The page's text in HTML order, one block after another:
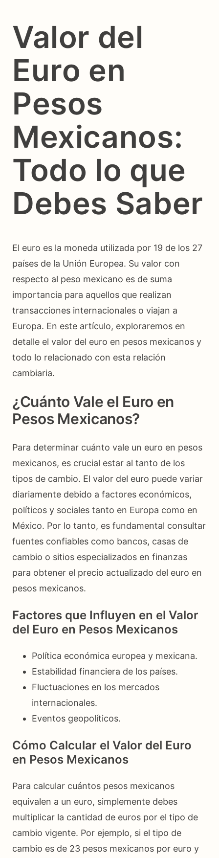
Valor del
Euro en
Pesos
Mexicanos:
Todo lo que
Debes Saber
El euro es la moneda utilizada por 19 de los 27
países de la Unión Europea. Su valor con
respecto al peso mexicano es de suma
importancia para aquellos que realizan
transacciones internacionales o viajan a
Europa. En este artículo, exploraremos en
detalle el valor del euro en pesos mexicanos y
todo lo relacionado con esta relación
cambiaria.
¿Cuánto Vale el Euro en
Pesos Mexicanos?
Para determinar cuánto vale un euro en pesos
mexicanos, es crucial estar al tanto de los
tipos de cambio. El valor del euro puede variar
diariamente debido a factores económicos,
políticos y sociales tanto en Europa como en
México. Por lo tanto, es fundamental consultar
fuentes confiables como bancos, casas de
cambio o sitios especializados en finanzas
para obtener el precio actualizado del euro en
pesos mexicanos.
Factores que Influyen en el Valor
del Euro en Pesos Mexicanos
Política económica europea y mexicana.
Estabilidad financiera de los países.
Fluctuaciones en los mercados
internacionales.
Eventos geopolíticos.
Cómo Calcular el Valor del Euro
en Pesos Mexicanos
Para calcular cuántos pesos mexicanos
equivalen a un euro, simplemente debes
multiplicar la cantidad de euros por el tipo de
cambio vigente. Por ejemplo, si el tipo de
cambio es de 23 pesos mexicanos por euro y